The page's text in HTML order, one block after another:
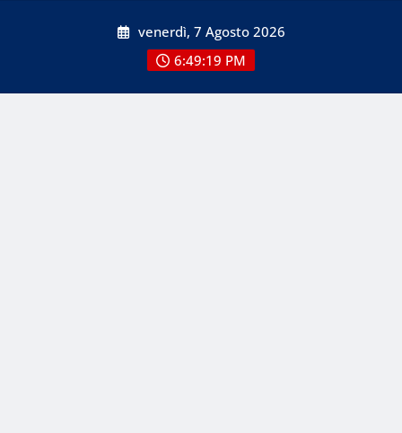
venerdì, 7 Agosto 2026
6:49:20 PM